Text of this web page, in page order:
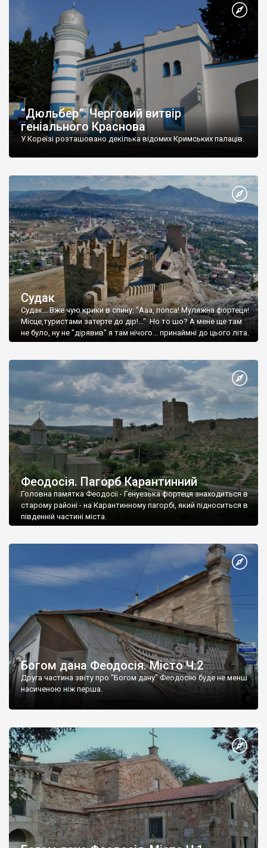
“Дюльбер”. Черговий витвір
геніального Краснова
У Кореїзі розташовано декілька відомих Кримських палаців.
Судак
Судак... Вже чую крики в спину: "Ааа, попса! Муляжна фортеця!
Місце,туристами затерте до дір!..." Но то шо? А мене ще там
не було, ну не "дірявив" я там нічого... принаймні до цього літа.
Феодосія. Пагорб Карантинний
Головна памятка Феодосії - Генуезька фортеця знаходиться в
старому районі - на Карантинному пагорбі, який підноситься в
південній частині міста.
Богом дана Феодосія. Місто Ч.2
Друга частина звіту про "Богом дану" Феодосію буде не менш
насиченою ніж перша.